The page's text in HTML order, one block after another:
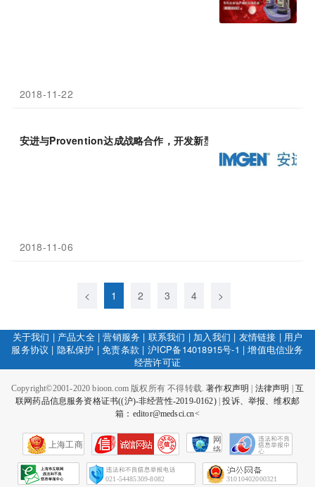
2018-11-22
安进与Provention达成战略合作，开发新型抗IL-15抗体
2018-11-06
< 1 2 3 4 >
关于我们 | 产品大全|营销服务 | 联系我们 | 加入我们 | 友情链接 | 用户
服务协议 | 隐私保护 |免责条款 | 沪ICP备14018915号-1 |增值电信业务
经营许可证
Copyright©2001-2020 bioon.com 版权所有 不得转载.著作权声明 法律声明
互
联网药品信息服务资格证书((沪)-非经营性-2019-0162)|投诉、举报、维权邮
箱：editor@medsci.cn<
上海工商
网
络
会
征
021-54485309-8082 31010402000321